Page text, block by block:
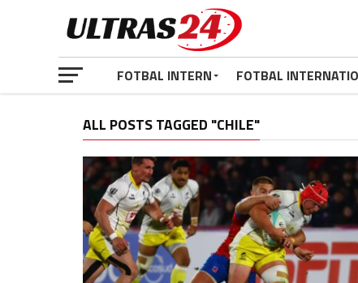
FOTBAL INTERN FOTBAL
ALL POSTS TAGGED "CHILE"